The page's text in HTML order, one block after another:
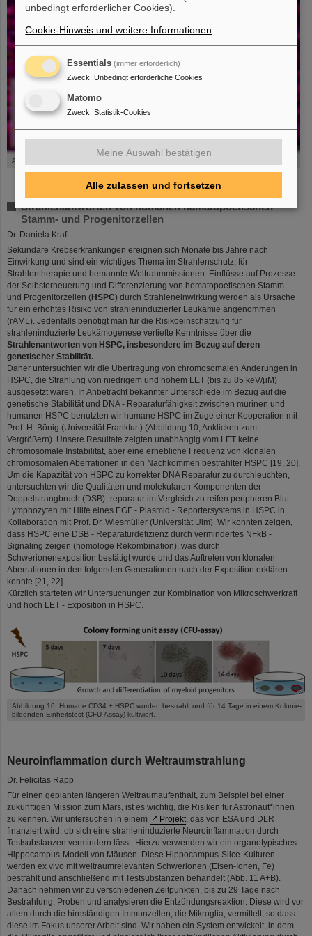
©
Abbildung 7: Adhäsion von Leukozyten an Endothelzellen.
Strahlenantworten von humanen hämatopoetischen
Stamm- und Progenitorzellen
Dr. Daniela Kraft
Sekundäre Krebserkrankungen ereignen sich Monate bis Jahre nach
Einwirkung und sind ein wichtiges Thema im Strahlenschutz, für
Strahlentherapie und bemannte Weltraummissionen. Einflüsse auf Prozesse
der Selbsterneuerung und Differenzierung von hematopoetischen Stamm -
und Progenitorzellen (HSPC) durch Strahleneinwirkung werden als Ursache
für ein erhöhtes Risiko von strahleninduzierter Leukämie angenommen
(rAML). Jedenfalls benötigt man für die Risikoeinschätzung für
strahleninduzierte Leukämogenese vertiefte Kenntnisse über die
Strahlenantworten von HSPC, insbesondere im Bezug auf deren
genetischer Stabilität.
Daher untersuchten wir die Übertragung von chromosomalen Änderungen in
HSPC, die Strahlung von niedrigem und hohem LET (bis zu 85 keV/µM)
ausgesetzt waren. In Anbetracht bekannter Unterschiede im Bezug auf die
genetische Stabilität und DNA - Reparaturfähigkeit zwischen murinen und
humanen HSPC benutzten wir humane HSPC im Zuge einer Kooperation mit
Prof. H. Bönig (Universität Frankfurt) (Abbildung 10, Anklicken zum
Vergrößern). Unsere Resultate zeigten unabhängig vom LET keine
chromosomale Instabilität, aber eine erhebliche Frequenz von klonalen
chromosomalen Aberrationen in den Nachkommen bestrahlter HSPC [19, 20].
Um die Kapazität von HSPC zu korrekter DNA Reparatur zu durchleuchten,
untersuchten wir die Qualitäten und molekularen Komponenten der
Doppelstrangbruch (DSB) -reparatur im Vergleich zu reifen peripheren Blut-
Lymphozyten mit Hilfe eines EGF - Plasmid - Reportersystems in HSPC in
Kollaboration mit Prof. Dr. Wiesmüller (Universität Ulm). Wir konnten zeigen,
dass HSPC eine DSB - Reparaturdefizienz durch vermindertes NFkB -
Signaling zeigen (homologe Rekombination), was durch
Schwerionenexposition bestätigt wurde und das Auftreten von klonalen
Aberrationen in den folgenden Generationen nach der Exposition erklären
konnte [21, 22].
Kürzlich starteten wir Untersuchungen zur Kombination von Mikroschwerkraft
und hoch LET - Exposition in HSPC.
©
Abbildung 10: Humane CD34 + HSPC wurden bestrahlt und für 14 Tage in einem Kolonie-
bildenden Einheitstest (CFU-Assay) kultiviert.
Neuroinflammation durch Weltraumstrahlung
Dr. Felicitas Rapp
Für einen geplanten längeren Weltraumaufenthalt, zum Beispiel bei einer
zukünftigen Mission zum Mars, ist es wichtig, die Risiken für Astronaut*innen
zu kennen. Wir untersuchen in einem
Projekt, das von ESA und DLR
finanziert wird, ob sich eine strahleninduzierte Neuroinflammation durch
Testsubstanzen vermindern lässt. Hierzu verwenden wir ein organotypisches
Hippocampus-Modell von Mäusen. Diese Hippocampus-Slice-Kulturen
werden ex vivo mit weltraumrelevanten Schwerionen (Eisen-Ionen, Fe)
bestrahlt und anschließend mit Testsubstanzen behandelt (Abb. 11 A+B).
Danach nehmen wir zu verschiedenen Zeitpunkten, bis zu 29 Tage nach
Bestrahlung, Proben und analysieren die Entzündungsreaktion. Diese wird vor
allem durch die hirnständigen Immunzellen, die Mikroglia, vermittelt, so dass
diese im Fokus unserer Arbeit sind. Wir haben ein System entwickelt, in dem
unbedingt erforderlicher Cookies).
Cookie-Hinweis und weitere Informationen
Essentials (immer erforderlich)
Zweck: Unbedingt erforderliche Cookies
Matomo
Zweck: Statistik-Cookies
Meine Auswahl bestätigen
Alle zulassen und fortsetzen